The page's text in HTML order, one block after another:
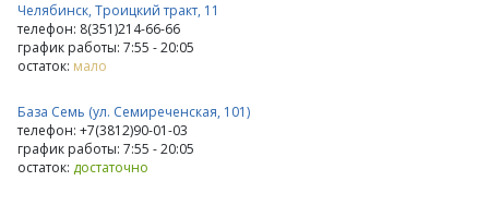
Челябинск, Троицкий тракт, 11
телефон: 8(351)214-66-66
график работы: 7:55 - 20:05
остаток: мало
База Семь (ул. Семиреченская, 101)
телефон: +7(3812)90-01-03
график работы: 7:55 - 20:05
остаток: достаточно